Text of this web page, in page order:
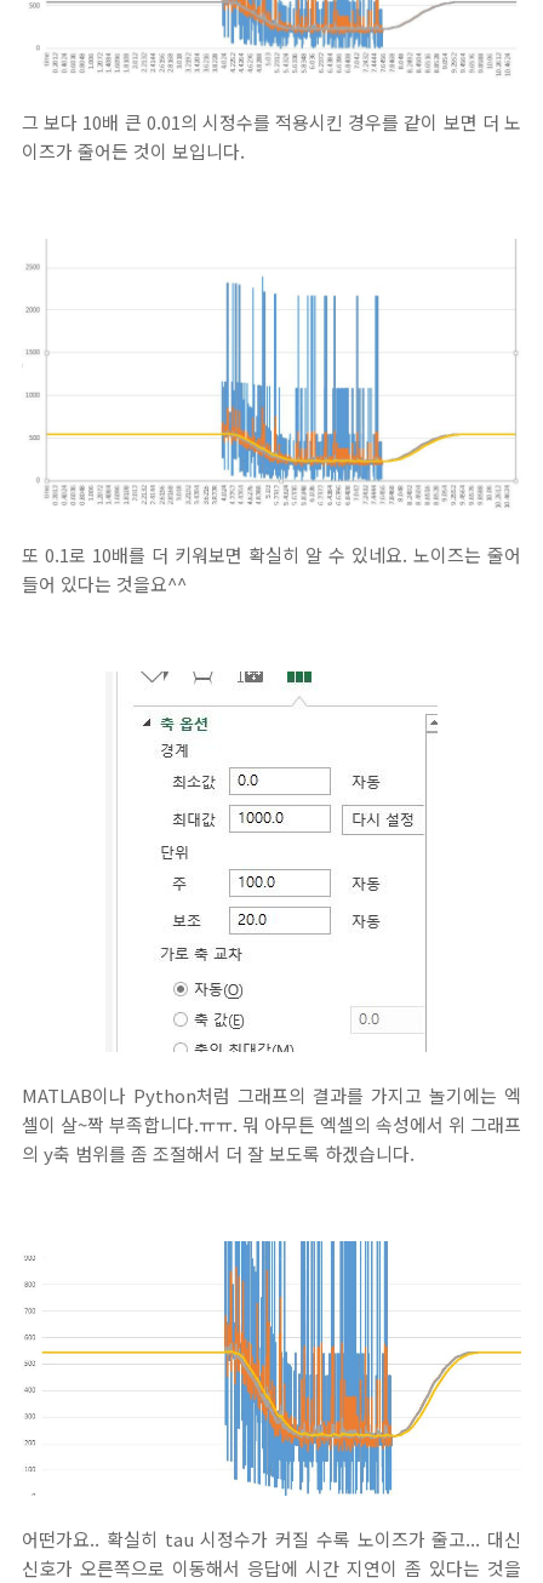
그 보다 10배 큰 0.01의 시정수를 적용시킨 경우를 같이 보면 더 노
이즈가 줄어든 것이 보입니다.
또 0.1로 10배를 더 키워보면 확실히 알 수 있네요. 노이즈는 줄어
들어 있다는 것을요^^
MATLAB이나 Python처럼 그래프의 결과를 가지고 놀기에는 엑
셀이 살~짝 부족합니다.ㅠㅠ. 뭐 아무튼 엑셀의 속성에서 위 그래프
의 y축 범위를 좀 조절해서 더 잘 보도록 하겠습니다.
어떤가요.. 확실히 tau 시정수가 커질 수록 노이즈가 줄고... 대신
신호가 오른쪽으로 이동해서 응답에 시간 지연이 좀 있다는 것을